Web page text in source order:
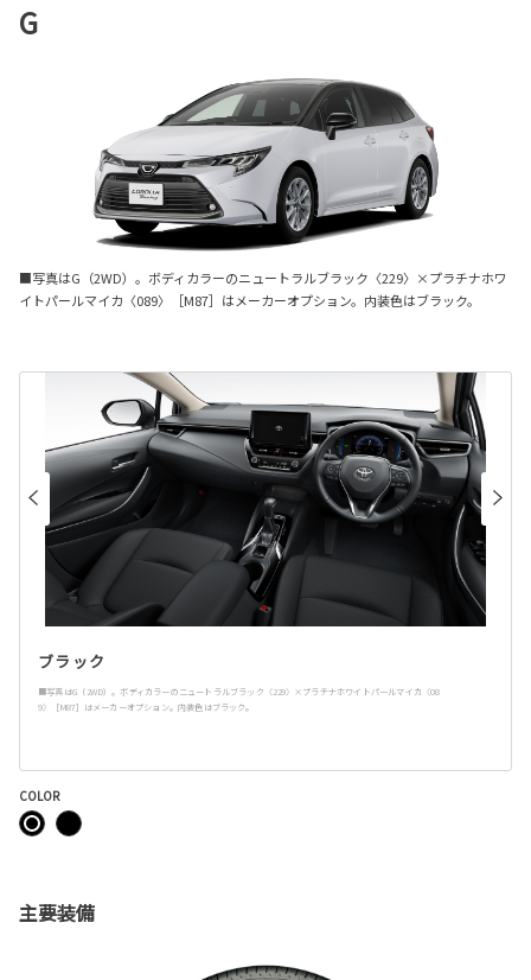
G
■写真はG（2WD）。ボディカラーのニュートラルブラック〈229〉×プラチナホワ
イトパールマイカ〈089〉［M87］はメーカーオプション。内装色はブラック。
ブラック
■写真はG（2WD）。ボディカラーのニュートラルブラック〈229〉×プラチナホワイトパールマイカ〈08
9〉［M87］はメーカーオプション。内装色はブラック。
COLOR
主要装備